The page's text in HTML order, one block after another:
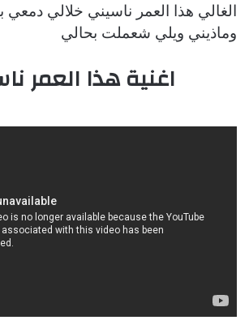
الغالي هذا العمر ناسيني خلالي دمعي
وماذيني ويلي شعملت بحالي
اغنية هذا العمر